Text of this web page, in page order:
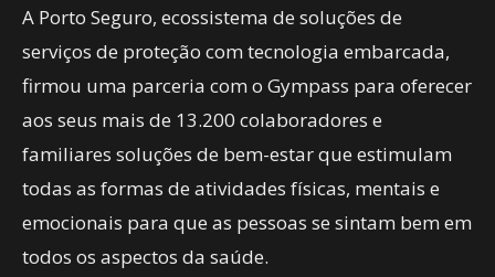
A Porto Seguro, ecossistema de soluções de
serviços de proteção com tecnologia embarcada,
firmou uma parceria com o Gympass para oferecer
aos seus mais de 13.200 colaboradores e
familiares soluções de bem-estar que estimulam
todas as formas de atividades físicas, mentais e
emocionais para que as pessoas se sintam bem em
todos os aspectos da saúde.